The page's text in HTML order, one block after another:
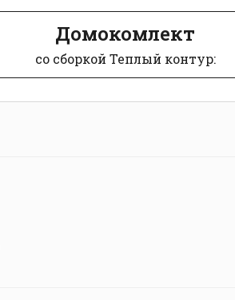
со сборкой Теплый контур:
Домокомлект